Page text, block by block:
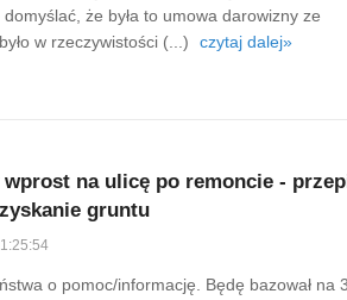
że była to umowa darowizny ze
w rzeczywistości (...)
czytaj dalej»
na ulicę po remoncie -
gruntu
o pomoc/informację. Będę bazował na 3